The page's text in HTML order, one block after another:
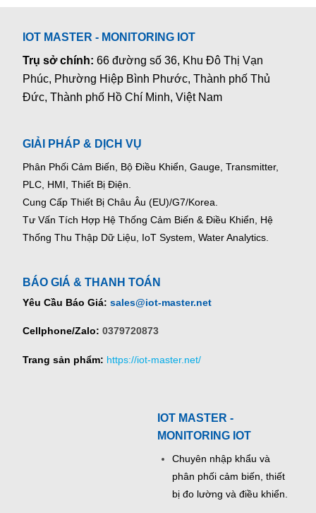
IOT MASTER - MONITORING IOT
Trụ sở chính:66 đường số 36, Khu Đô Thị Vạn
Phúc, Phường Hiệp Bình Phước, Thành phố Thủ
Đức, Thành phố Hồ Chí Minh, Việt Nam
GIẢI PHÁP & DỊCH VỤ
Phân Phối Cảm Biến, Bộ Điều Khiển, Gauge, Transmitter,
PLC, HMI, Thiết Bị Điện.
Cung Cấp Thiết Bị Châu Âu (EU)/G7/Korea.
Tư Vấn Tích Hợp Hệ Thống Cảm Biến & Điều Khiển, Hệ
Thống Thu Thập Dữ Liệu, IoT System, Water Analytics.
BÁO GIÁ & THANH TOÁN
Yêu Cầu Báo Giá: sales@iot-master.net
Cellphone/Zalo: 0379720873
Trang sản phẩm: https://iot-master.net/
IOT MASTER -
MONITORING IOT
Chuyên nhập khẩu và
phân phối cảm biến, thiết
bị đo lường và điều khiển.